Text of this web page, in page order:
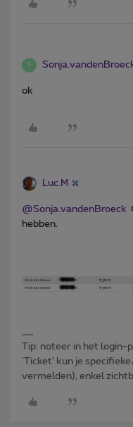
S
ok
Luc.M
@Sonja.vandenBroeck
hebben.
Tip: noteer in het
'Ticket' kun je
vermelden), enkel